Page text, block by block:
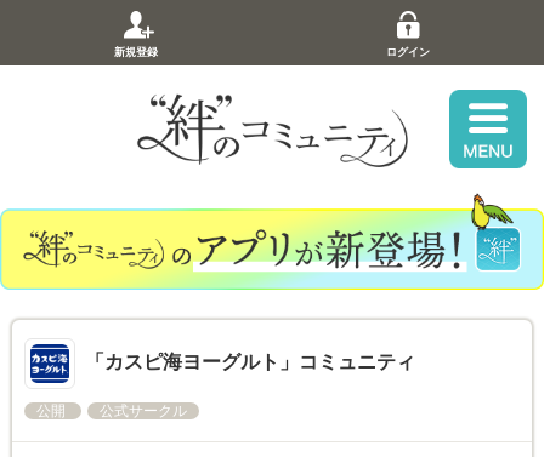
新規登録 ログイン
「カスピ海ヨーグルト」コミュニティ
公開 公式サークル